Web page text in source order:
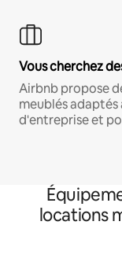
Vous cherchez
Airbnb propose
meublés
d'entreprise et
locations